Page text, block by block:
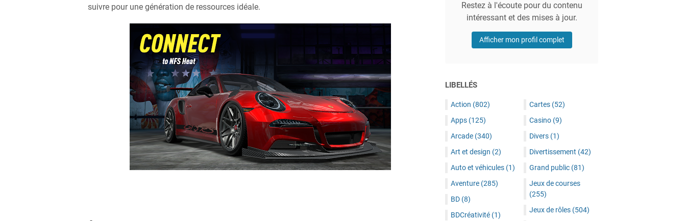
suivre pour une génération de ressources idéale.
Restez à l'écoute pour du contenu
intéressant et des mises à jour.
Afficher mon profil complet
LIBELLÉS
Action (802)
Apps (125)
Arcade (340)
Art et design (2)
Auto et véhicules (1)
Aventure (285)
BD (8)
BDCréativité (1)
Cartes (52)
Casino (9)
Divers (1)
Divertissement (42)
Grand public (81)
Jeux de courses
(255)
Jeux de rôles (504)